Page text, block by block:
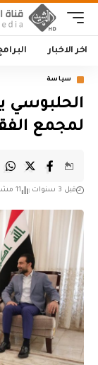
اخر الاخبار
سياسة
الحلبوسي
لمجمع
قبل 3 سنوات 11 مشاهدات